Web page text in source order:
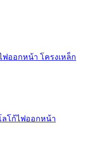
ออกหน้า โครงเหล็ก
ลโก้ไฟออกหน้า